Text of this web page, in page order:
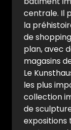
centrale. Il
la
de
plan, avec
magasins
Le
les plus
collection
de
expositions